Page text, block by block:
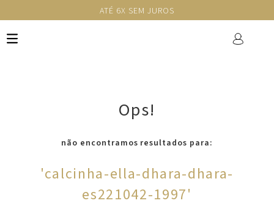
ATÉ 6X SEM JUROS
Ops!
não encontramos resultados para:
'calcinha-ella-dhara-dhara-
es221042-1997'